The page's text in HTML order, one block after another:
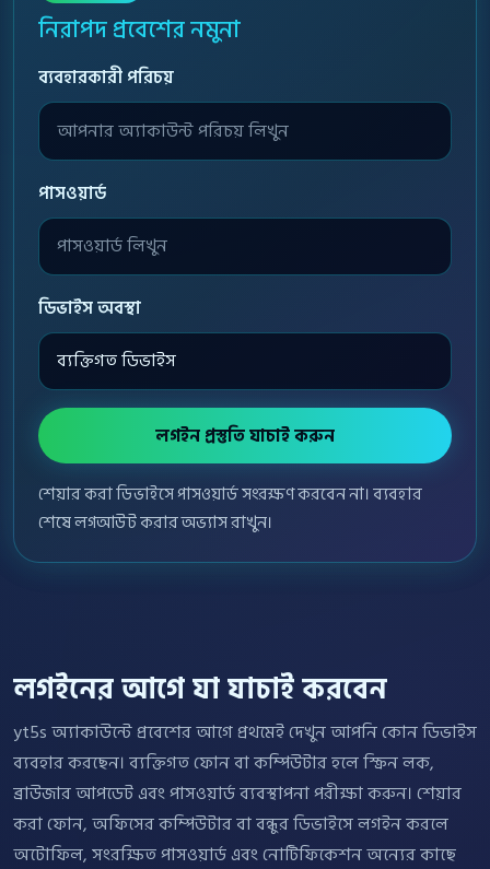
নিরাপদ প্রবেশের নমুনা
ব্যবহারকারী পরিচয়
পাসওয়ার্ড
ডিভাইস অবস্থা
লগইন প্রস্তুতি যাচাই করুন
শেয়ার করা ডিভাইসে পাসওয়ার্ড সংরক্ষণ করবেন না। ব্যবহার
শেষে লগআউট করার অভ্যাস রাখুন।
লগইনের আগে যা যাচাই করবেন
yt5s অ্যাকাউন্টে প্রবেশের আগে প্রথমেই দেখুন আপনি কোন ডিভাইস
ব্যবহার করছেন। ব্যক্তিগত ফোন বা কম্পিউটার হলে স্ক্রিন লক,
ব্রাউজার আপডেট এবং পাসওয়ার্ড ব্যবস্থাপনা পরীক্ষা করুন। শেয়ার
করা ফোন, অফিসের কম্পিউটার বা বন্ধুর ডিভাইসে লগইন করলে
অটোফিল, সংরক্ষিত পাসওয়ার্ড এবং নোটিফিকেশন অন্যের কাছে